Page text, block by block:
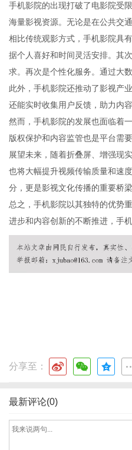
手机影院的出现打破了电影院受
海量影视资源。无论是在公共交
相比传统观影方式，手机影院具
据个人喜好和时间灵活安排。其
求。再次是个性化服务。通过大
此外，手机影院还推动了影视产
还能实时收集用户反馈，助力内
然而，手机影院的发展也面临着
版权保护和内容监管也是平台需
展望未来，随着折叠屏、增强现
也将大幅提升视频传输质量和速
分，更是影视文化传播的重要桥梁
总之，手机影院以其独特的优势
进步和内容创新的不断推进，手
分享至：
最新评论(0)